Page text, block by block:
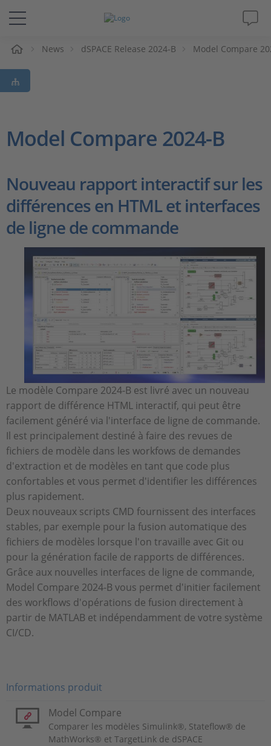
Solutions & Produits
Support
Carrières
News dSPACE Release 2024-B Model Compare
Model Compare 2024-B
Nouveau rapport interactif sur les
différences en HTML et interfaces
de ligne de commande
Le modèle Compare 2024-B est livré avec un nouveau
rapport de différence HTML interactif, qui peut être
facilement généré via l'interface de ligne de commande.
Il est principalement destiné à faire des revues de
fichiers de modèle dans les workfows de demandes
d'extraction et de modèles en tant que code plus
confortables et vous permet d'identifier les différences
plus rapidement.
Deux nouveaux scripts CMD fournissent des interfaces
stables, par exemple pour la fusion automatique des
fichiers de modèles lorsque l'on travaille avec Git ou
pour la génération facile de rapports de différences.
Grâce aux nouvelles interfaces de ligne de commande,
Model Compare 2024-B vous permet d'initier facilement
des workflows d'opérations de fusion directement à
partir de MATLAB et indépendamment de votre système
CI/CD.
Informations produit
Model Compare
Comparer les modèles Simulink®, Stateflow® de
MathWorks® et TargetLink de dSPACE